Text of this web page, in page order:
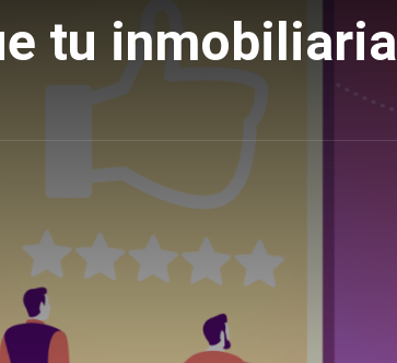
tu inmobiliaria